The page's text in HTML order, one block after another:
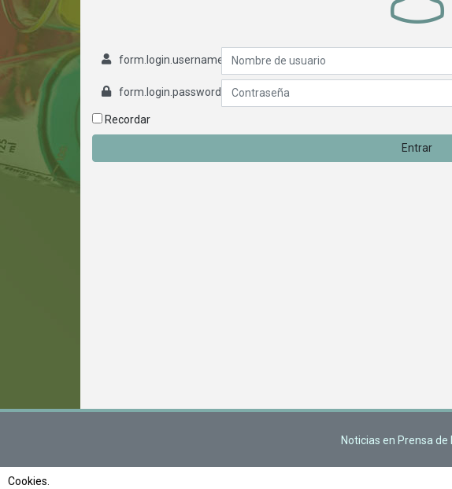
form.login.username
form.login.password
Recordar
Entrar
Noticias en Prensa de
Cookies.